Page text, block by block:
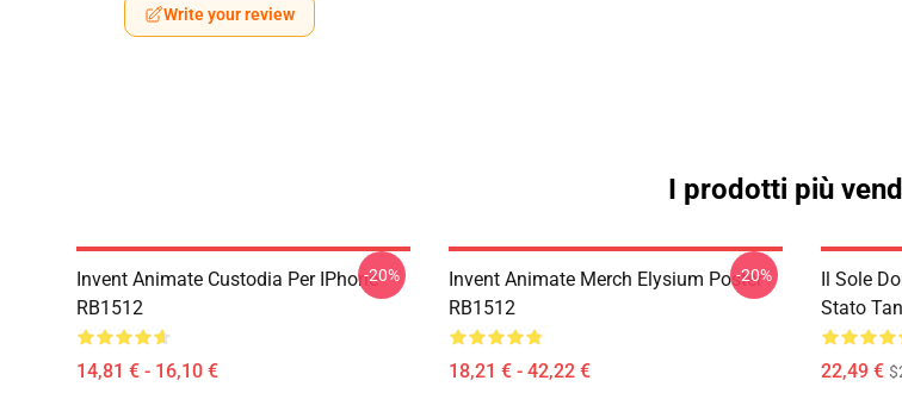
Write your review
I prodotti più
Invent Animate Custodia Per IPhone
RB1512
14,81 € - 16,10 €
-20%
Invent Animate Merch Elysium Poster
RB1512
18,21 € - 42,22 €
-20%
Il Sole
Stato
22,49 €